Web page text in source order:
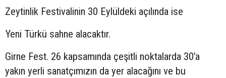
Zeytinlik Festivalinin 30 Eylüldeki açılında ise
Yeni Türkü sahne alacaktır.
Girne Fest. 26 kapsamında çeşitli noktalarda 30’a
yakın yerli sanatçımızın da yer alacağını ve bu